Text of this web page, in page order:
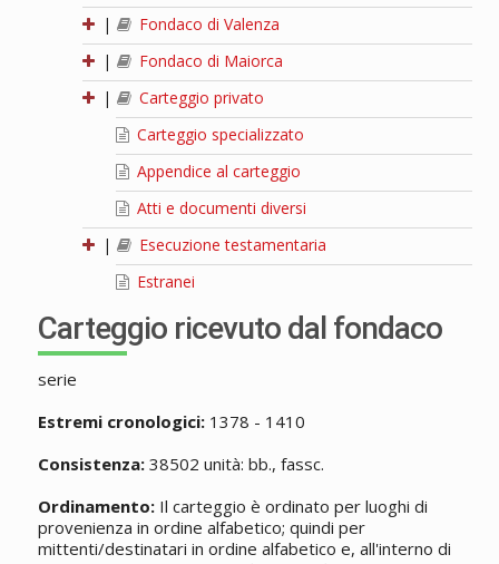
|
Fondaco di Valenza
|
Fondaco di Maiorca
|
Carteggio privato
Carteggio specializzato
Appendice al carteggio
Atti e documenti diversi
|
Esecuzione testamentaria
Estranei
Carteggio ricevuto dal fondaco
serie
Estremi cronologici:1378 - 1410
Consistenza:38502 unità: bb., fassc.
Ordinamento:Il carteggio è ordinato per luoghi di
provenienza in ordine alfabetico; quindi per
mittenti/destinatari in ordine alfabetico e, all'interno di